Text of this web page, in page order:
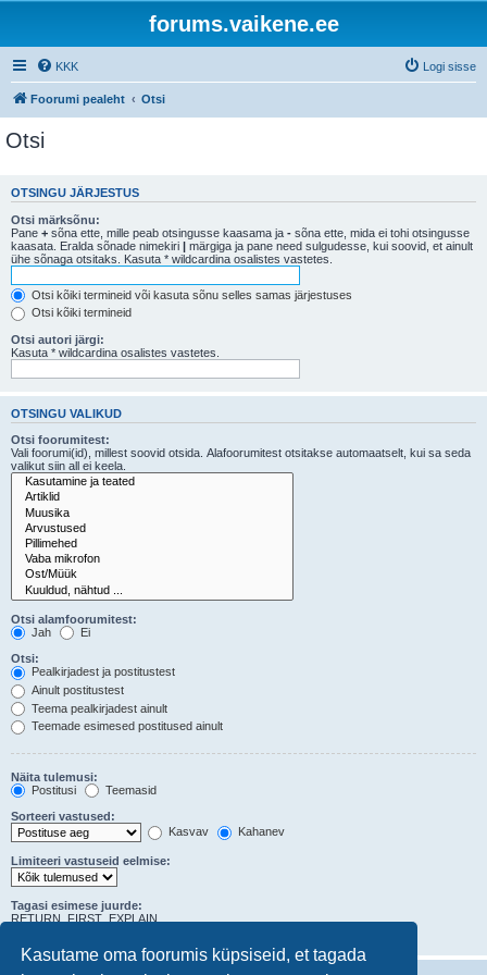
Kasutame oma foorumis küpsiseid, et tagada
forums.vaikene.ee
KKK Logi sisse
Foorumi pealeht Otsi
Otsi
OTSINGU JÄRJESTUS
Otsi märksõnu:
Pane + sõna ette, mille peab otsingusse kaasama ja - sõna ette, mida ei tohi otsingusse
kaasata. Eralda sõnade nimekiri | märgiga ja pane need sulgudesse, kui soovid, et ainult
ühe sõnaga otsitaks. Kasuta * wildcardina osalistes vastetes.
Otsi kõiki termineid või kasuta sõnu selles samas järjestuses
Otsi kõiki termineid
Otsi autori järgi:
Kasuta * wildcardina osalistes vastetes.
OTSINGU VALIKUD
Otsi foorumitest:
Vali foorumi(id), millest soovid otsida. Alafoorumitest otsitakse automaatselt, kui sa seda
valikut siin all ei keela.
Otsi alamfoorumitest:
Jah
Ei
Otsi:
Pealkirjadest ja postitustest
Ainult postitustest
Teema pealkirjadest ainult
Teemade esimesed postitused ainult
Näita tulemusi:
Postitusi
Teemasid
Sorteeri vastused:
Kasvav
Kahanev
Limiteeri vastuseid eelmise:
Tagasi esimese juurde:
RETURN_FIRST_EXPLAIN